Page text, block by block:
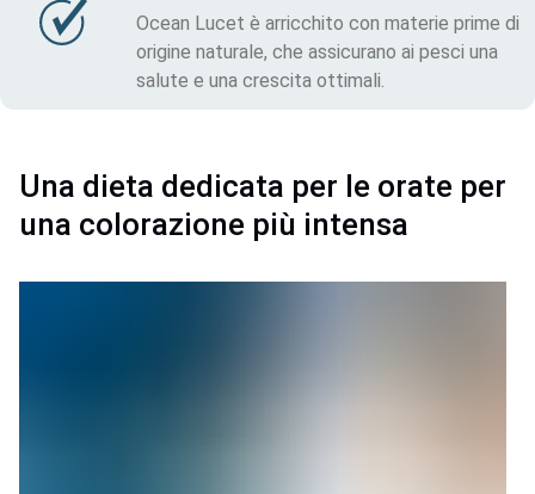
Ocean Lucet è arricchito con materie prime di
origine naturale, che assicurano ai pesci una
salute e una crescita ottimali.
Una dieta dedicata per le orate per
una colorazione più intensa